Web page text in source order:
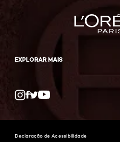
EXPLORAR MAIS
Declaração de Acessibilidade